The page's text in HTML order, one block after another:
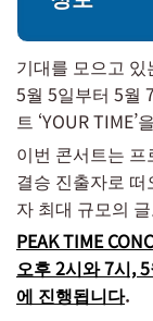
기대를 모으고 있
5월 5일부터 5월
트 ‘YOUR TIME’
이번 콘서트는 프
결승 진출자로
자 최대 규모의
PEAK TIME
오후 2시와 7시,
에 진행됩니다.